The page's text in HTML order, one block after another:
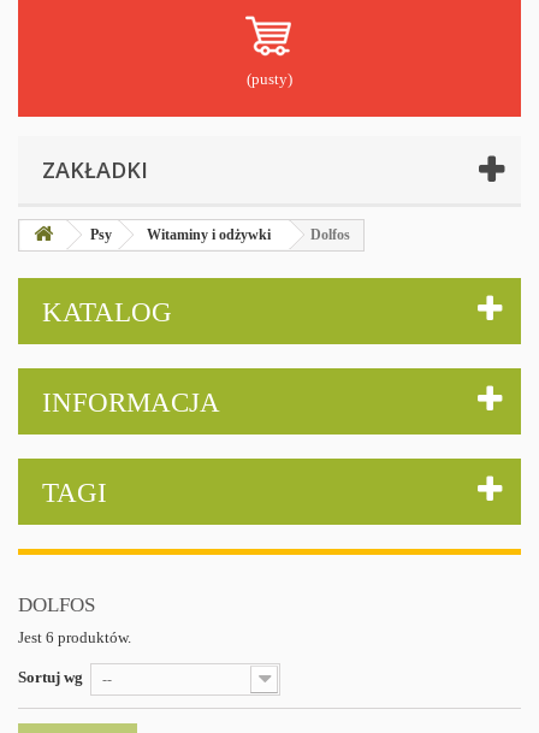
(pusty)
ZAKŁADKI
Psy Witaminy i odżywki Dolfos
KATALOG
INFORMACJA
TAGI
DOLFOS
Jest 6 produktów.
Sortuj wg --